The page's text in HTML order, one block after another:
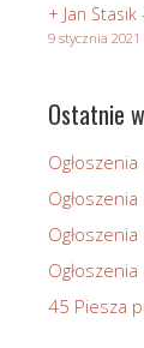
+ Jan Stasik
9 stycznia 2021
Ostatnie
45 Piesza